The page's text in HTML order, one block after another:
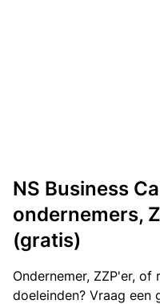
NS Business
ondernemers,
(gratis)
Ondernemer, ZZP'er,
doeleinden? Vraag een